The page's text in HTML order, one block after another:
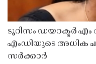
ടൂറിസം ഡയറക്ടർ
എംഡിയുടെ അധിക
സർക്കാർ